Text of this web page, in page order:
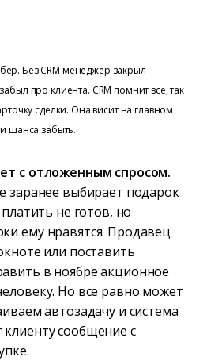
Без CRM менеджер закрыл
про клиента. CRM помнит все, так
сделки. Она висит на главном
шанса забыть.
с отложенным спросом.
заранее выбирает подарок
не готов, но
ему нравятся. Продавец
или поставить
в ноябре акционное
Но все равно может
автозадачу и система
сообщение с